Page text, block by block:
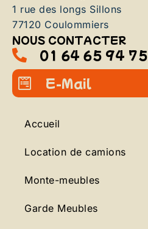
1 rue des longs Sillons
77120 Coulommiers
NOUS CONTACTER
01 64 65 94 75
E-Mail
Accueil
Location de camions
Monte-meubles
Garde Meubles